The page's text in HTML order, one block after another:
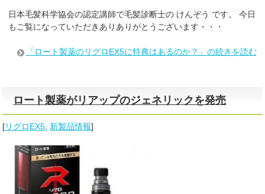
日本毛髪科学協会の認定講師で毛髪診断士の けんぞう です。 今日
もご覧になっていただきありありがとうございます・・・
「ロート製薬のリグロEX5に特典はあるのか？」の続きを読む
ロート製薬がリアップのジェネリックを発売
[リグロEX5 新製品情報]